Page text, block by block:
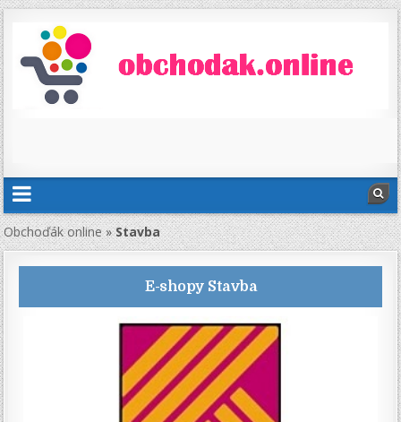
Obchoďák online»Stavba
E-shopy Stavba